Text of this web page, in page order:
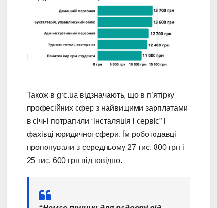
Також в grc.ua відзначають, що в п’ятірку
професійних сфер з найвищими зарплатами
в січні потрапили “інсталяція і сервіс” і
фахівці юридичної сфери. Їм роботодавці
пропонували в середньому 27 тис. 800 грн і
25 тис. 600 грн відповідно.